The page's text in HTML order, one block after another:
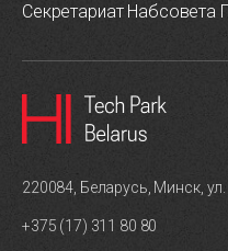
Секретариат Набсовета
220084, Беларусь, Минск,
+375 (17) 311 80 80